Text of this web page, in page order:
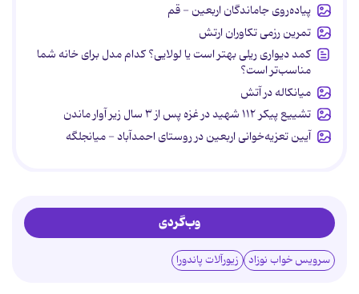
پیاده‌روی جاماندگان اربعین - قم
تمرین رزمی تکاوران ارتش
کمد دیواری ریلی بهتر است یا لولایی؟ کدام مدل برای خانه شما
مناسب‌تر است؟
میانکاله در آتش
تشییع پیکر ۱۱۲ شهید در غزه پس از ۳ سال زیر آوار ماندن
آیین تعزیه‌خوانی اربعین در روستای احمدآباد - میانجلگه
وب‌گردی
سرویس خواب نوزاد زیورآلات پاندورا